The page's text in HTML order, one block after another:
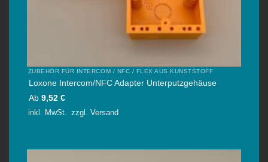
ZUBEHÖR FÜR INTERCOM / NFC / FLEX AUS KUNSTSTOFF
Loxone Intercom/NFC Adapter Unterputzgehäuse
Ab 9,52 €
inkl. MwSt. zzgl. Versand